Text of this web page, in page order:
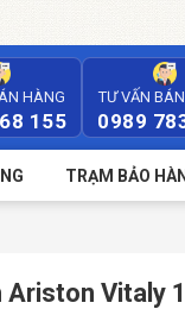
HÀNG
155
TƯ VẤN
0989
TRẠM BẢO
Ariston Vitaly